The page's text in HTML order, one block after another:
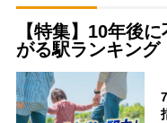
【特集】10年後
がる駅ランキング